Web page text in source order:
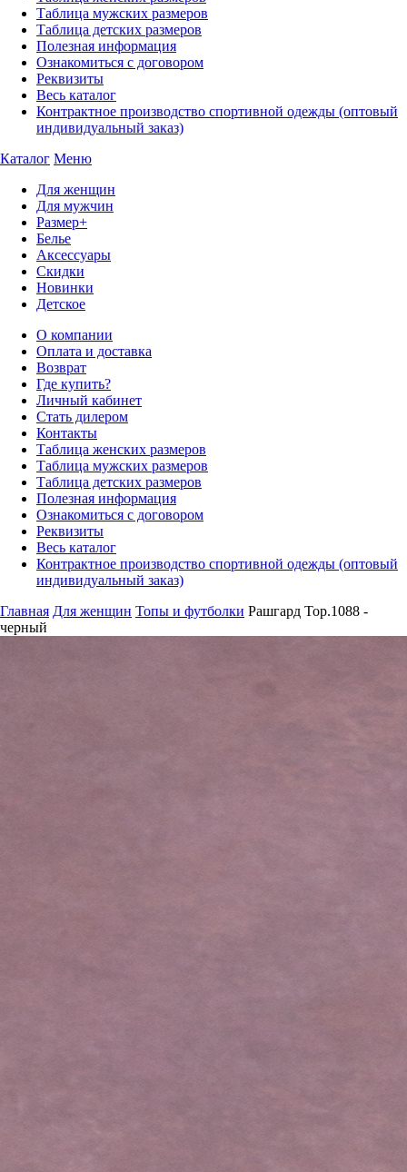
Таблица мужских размеров
Таблица детских размеров
Полезная информация
Ознакомиться с договором
Реквизиты
Весь каталог
Контрактное производство спортивной одежды (оптовый
индивидуальный заказ)
Каталог Меню
Для женщин
Для мужчин
Размер+
Белье
Аксессуары
Скидки
Новинки
Детское
О компании
Оплата и доставка
Возврат
Где купить?
Личный кабинет
Стать дилером
Контакты
Таблица женских размеров
Таблица мужских размеров
Таблица детских размеров
Полезная информация
Ознакомиться с договором
Реквизиты
Весь каталог
Контрактное производство спортивной одежды (оптовый
индивидуальный заказ)
Главная Для женщин Топы и футболки Рашгард Top.1088 -
черный